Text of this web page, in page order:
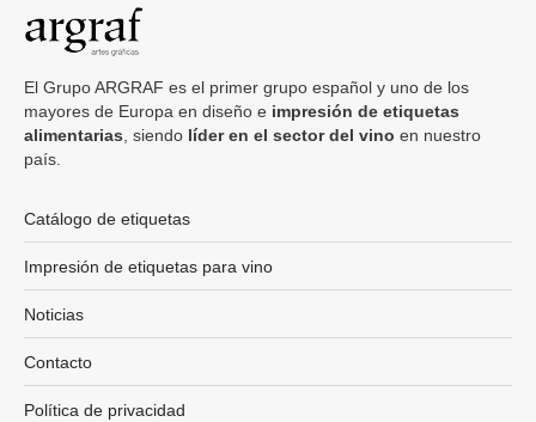
El Grupo ARGRAF es el primer grupo español y uno de los
mayores de Europa en diseño e impresión de etiquetas
alimentarias, siendo líder en el sector del vino en nuestro
país.
Catálogo de etiquetas
Impresión de etiquetas para vino
Noticias
Contacto
Política de privacidad